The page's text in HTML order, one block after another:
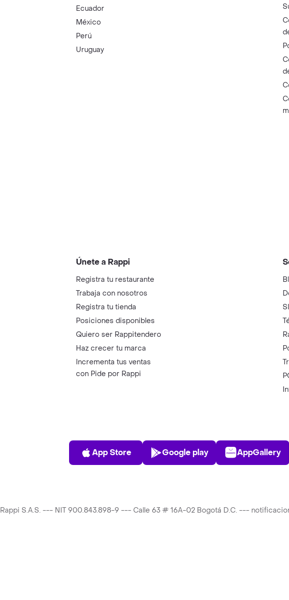
Ecuador
México
Perú
Uruguay
Únete a Rappi
Registra tu restaurante
Trabaja con nosotros
Registra tu tienda
Posiciones disponibles
Quiero ser Rappitendero
Haz crecer tu marca
Incrementa tus ventas
con Pide por Rappi
App Store
App Store
Play Store
Google play AppGallery
Rappi S.A.S. --- NIT 900.843.898-9 --- Calle 63 # 16A-02 Bogotá D.C. ---